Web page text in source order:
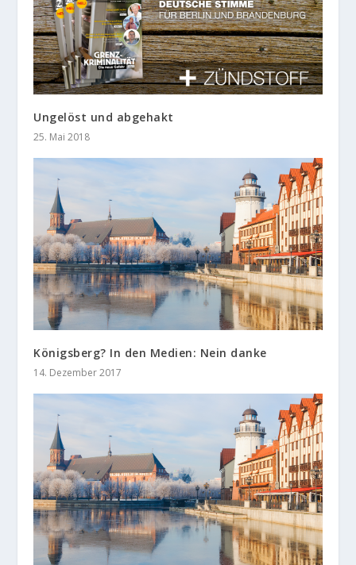
Ungelöst und abgehakt
25. Mai 2018
Königsberg? In den Medien: Nein danke
14. Dezember 2017